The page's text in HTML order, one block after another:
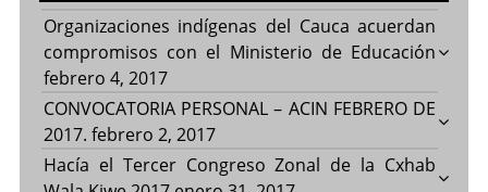
Organizaciones indígenas del Cauca acuerdan
compromisos con el Ministerio de Educación
febrero 4, 2017
CONVOCATORIA PERSONAL – ACIN FEBRERO DE
2017. febrero 2, 2017
Hacía el Tercer Congreso Zonal de la Cxhab